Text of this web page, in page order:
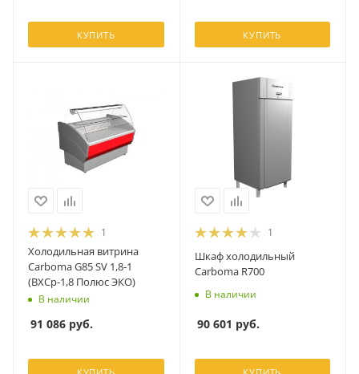
КУПИТЬ КУПИТЬ
1
Холодильная витрина
Carboma G85 SV 1,8‑1
(ВХСр‑1,8 Полюс ЭКО)
В наличии
91 086 руб.
1
Шкаф холодильный
Carboma R700
В наличии
90 601 руб.